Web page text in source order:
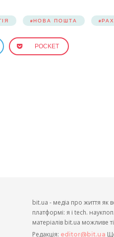
НОВА ПОШТА
POCKET
bit.ua - медіа про життя як
платформі: я і tech.
матеріалів bit.ua можливе
Редакція: editor@bit.ua